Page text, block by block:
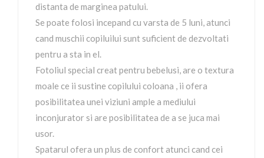
distanta de marginea patului.
Se poate folosi incepand cu varsta de 5 luni, atunci
cand muschii copiluilui sunt suficient de dezvoltati
pentru a sta in el.
Fotoliul special creat pentru bebelusi, are o textura
moale ce ii sustine copilului coloana , ii ofera
posibilitatea unei viziuni ample a mediului
inconjurator si are posibilitatea de a se juca mai
usor.
Spatarul ofera un plus de confort atunci cand cei